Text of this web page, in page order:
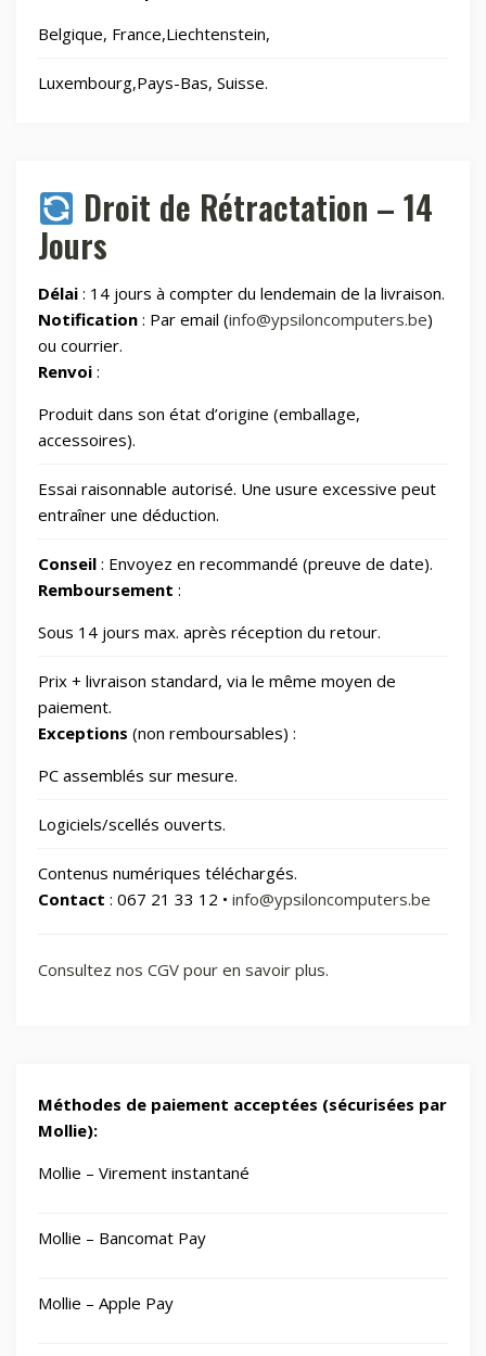
Laser graveurs et découpeuses
Montres & Rings 100
Outillage
Photos et Caméras 797
Santé et beauté 64
Smart Home/Lighting/Lighting fixtures
Smartphones & Tablets
Vélos & Trottinettes
Belgique, France,Liechtenstein,
Luxembourg,Pays-Bas, Suisse.
Droit de Rétractation – 14
Jours
Délai : 14 jours à compter du lendemain de la livraison.
Notification : Par email (info@ypsiloncomputers.be)
ou courrier.
Renvoi :
Produit dans son état d’origine (emballage,
accessoires).
Essai raisonnable autorisé. Une usure excessive peut
entraîner une déduction.
Conseil : Envoyez en recommandé (preuve de date).
Remboursement :
Sous 14 jours max. après réception du retour.
Prix + livraison standard, via le même moyen de
paiement.
Exceptions (non remboursables) :
PC assemblés sur mesure.
Logiciels/scellés ouverts.
Contenus numériques téléchargés.
Contact : 067 21 33 12 • info@ypsiloncomputers.be
Consultez nos CGV pour en savoir plus.
Méthodes de paiement acceptées (sécurisées par
Mollie):
Mollie – Virement instantané
Mollie – Bancomat Pay
Mollie – Apple Pay